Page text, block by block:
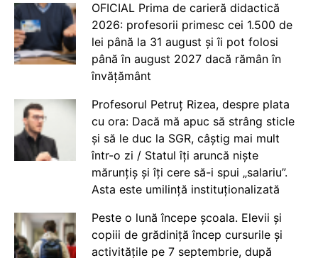
OFICIAL Prima de carieră didactică
2026: profesorii primesc cei 1.500 de
lei până la 31 august și îi pot folosi
până în august 2027 dacă rămân în
învățământ
Profesorul Petruț Rizea, despre plata
cu ora: Dacă mă apuc să strâng sticle
și să le duc la SGR, câștig mai mult
într-o zi / Statul îți aruncă niște
mărunțiș și îți cere să-i spui „salariu”.
Asta este umilință instituționalizată
Peste o lună începe școala. Elevii și
copiii de grădiniță încep cursurile și
activitățile pe 7 septembrie, după